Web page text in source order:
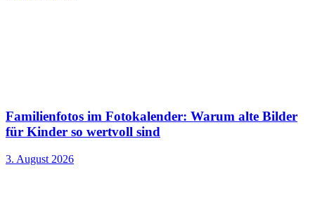
Familienfotos im Fotokalender: Warum alte Bilder
für Kinder so wertvoll sind
3. August 2026